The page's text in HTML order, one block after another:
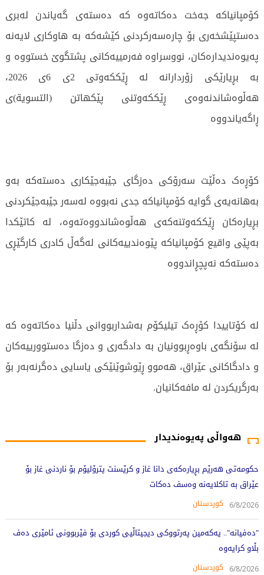
هەواڵی پەیوەندیدار
حکومەتی هەرێم بڕیارەکەی دانا غاز و کرێسنت پترۆلیۆم بۆ ناردنی غاز بۆ
عێراق بە تاکلایەنە وەسف دەکات
6/8/2026 کوردستان
"دەفیانە".. یەکەمین پەرتووکی دیجیتاڵیی کوردی بۆ فێربوونی ئامێری دەف
بڵاو کرایەوە
6/8/2026 کوردستان
کۆمپانیاکە جەخت دەکاتەوە کە دەستەی گەیاندن لەبری
دەستپێشخەری بۆ چارەسەرکردنی کێشەکە بە هاوکاری لایەنە
پەیوەندیدارەکان، نووسراوە فەرمییەکانی پشتگوێ خستووە و
بە بڕیارێکی زۆردارانە لە ڕێککەوتی 2ی 6ی 2026،
هەڵوەشاندنەوەی ڕێککەوتنی پێکهاتن (التسویة)ی
ڕاگەیاندووە
کۆڕەک دەڵێت سەرۆکی دەزگای جێبەجێکاری دەستەکە بەو
بەهانەیەی گوایە کۆمپانیاکە جدی نەبووە لەسەر جێبەجێکردنی
بڕیارەکان ڕێککەوتنەکەی هەڵوەشاندووەتەوە، لە کاتێکدا
بەپێی واقیع کۆمپانیاکە پێوەندییەکانی لەگەڵ کادری کارگێڕی
دەستەکە نەپچڕاندووە
لە کۆتاییدا کۆڕەک تیلیکۆم بەشداربووانی دڵنیا دەکاتەوە کە
لە سۆنگەی باوەڕبوونیان بە دادگەری و دەزگا دەستوورییەکان
و دادگاکانی عێراق، هەموو ڕێوشوێنێکی یاسایی دەگرنەبەر بۆ
بەرگریکردن لە مافەکانیان.